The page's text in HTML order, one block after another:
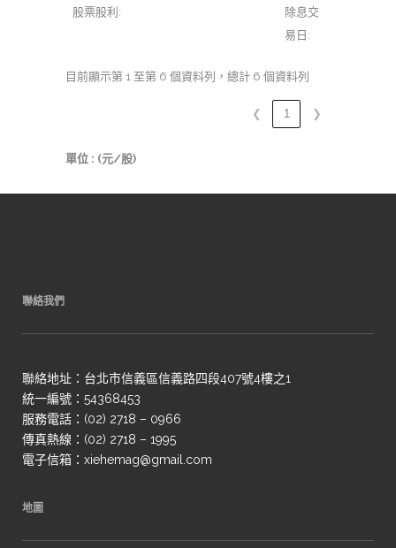
股票股利:
除息交
易日:
目前顯示第 1 至第 6 個資料列，總計 6 個資料列
❮ 1 ❯
單位 : (元/股)
聯絡我們
聯絡地址：台北市信義區信義路四段407號4樓之1
統一編號：54368453
服務電話：(02) 2718 – 0966
傳真熱線：(02) 2718 – 1995
電子信箱：xiehemag@gmail.com
地圖